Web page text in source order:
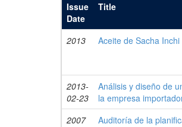
Issue
Date
Title
2013 Aceite de Sacha Inchi
2013-
02-23
Análisis y diseño de
la empresa
2007
Auditoría de la